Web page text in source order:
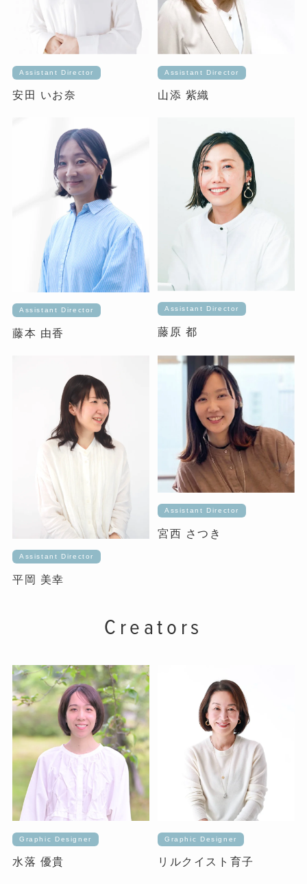
Assistant Director
安田 いお奈
Assistant Director
山添 紫織
Assistant Director
藤本 由香
Assistant Director
藤原 都
Assistant Director
平岡 美幸
Assistant Director
宮西 さつき
Creators
Graphic Designer
水落 優貴
Graphic Designer
リルクイスト育子